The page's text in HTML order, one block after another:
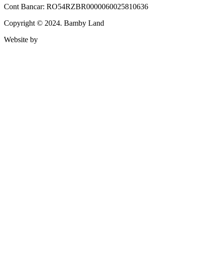
Cont Bancar: RO54RZBR0000060025810636
Copyright © 2024. Bamby Land
Website by